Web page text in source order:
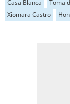
Casa Blanca Toma
Xiomara Castro